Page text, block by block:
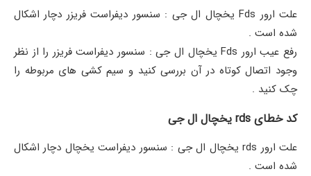
علت ارور Fds یخچال ال جی : سنسور دیفراست فریزر دچار اشکال
شده است ‌.
رفع عیب ارور Fds یخچال ال جی : سنسور دیفراست فریزر را از نظر
وجود اتصال کوتاه در آن بررسی کنید و سیم کشی های مربوطه را
چک کنید .
کد خطای rds یخچال ال جی
علت ارور rds یخچال ال جی : سنسور دیفراست یخچال دچار اشکال
شده است ‌‌.